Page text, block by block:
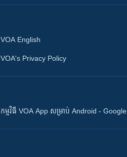
VOA English
VOA's Privacy Policy
កម្មវិធី​ VOA App សម្រាប់ Android - Google